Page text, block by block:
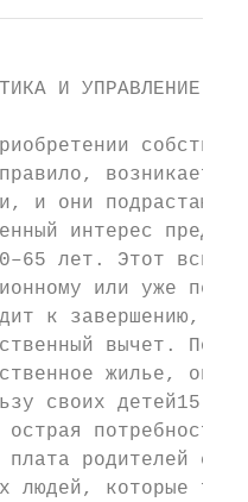
И УПРАВЛЕНИЕ
возникает
и они подрастают,
интерес
лет. Этот
или уже
к завершению, а
вычет.
жилье, они
своих детей15,
потребность
плата родителей с
людей, которые